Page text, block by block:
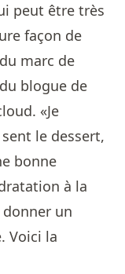
peut être très
façon de
marc de
blogue de
«Je
le dessert,
bonne
à la
donner un
Voici la